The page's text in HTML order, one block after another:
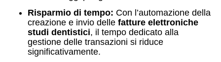
Risparmio di tempo: Con l’automazione della
creazione e invio delle fatture elettroniche
studi dentistici, il tempo dedicato alla
gestione delle transazioni si riduce
significativamente.